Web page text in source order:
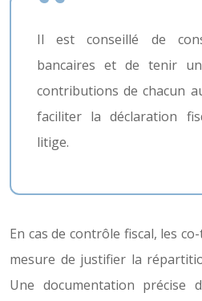
Il est conseillé de
bancaires et de tenir
contributions de chacun
faciliter la déclaration
litige.
En cas de contrôle fiscal, les
mesure de justifier la
Une documentation précise